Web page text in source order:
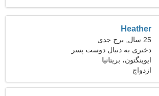
Heather
25 سال, برج جدی
دختری به دنبال دوست پسر
ایوینگتون، بریتانیا
ازدواج